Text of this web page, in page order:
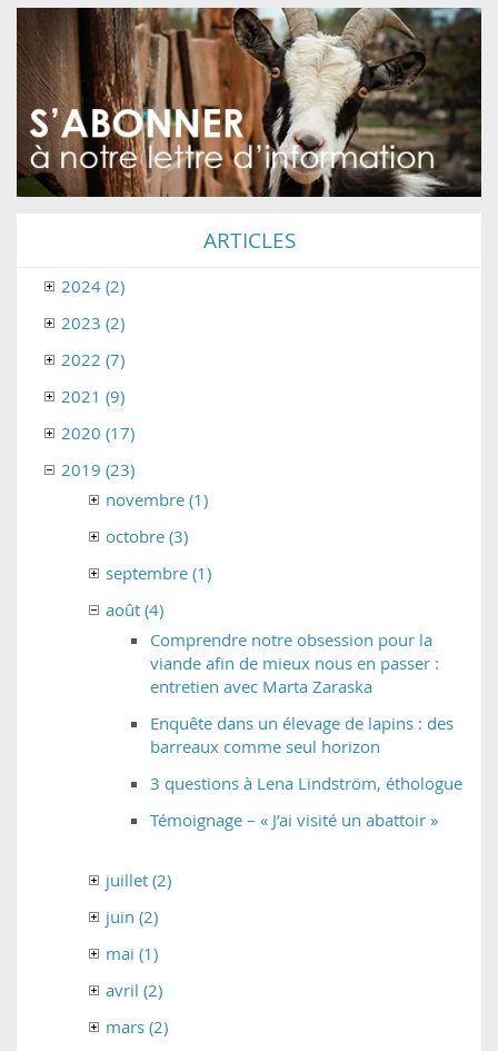
ARTICLES
2024 (2)
2023 (2)
2022 (7)
2021 (9)
2020 (17)
2019 (23)
novembre (1)
octobre (3)
septembre (1)
août (4)
Comprendre notre obsession pour la
viande afin de mieux nous en passer :
entretien avec Marta Zaraska
Enquête dans un élevage de lapins : des
barreaux comme seul horizon
3 questions à Lena Lindström, éthologue
Témoignage – « J’ai visité un abattoir »
juillet (2)
juin (2)
mai (1)
avril (2)
mars (2)